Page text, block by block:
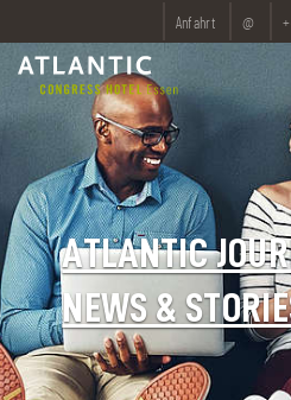
Anfahrt @
ATLANTIC
NEWS &